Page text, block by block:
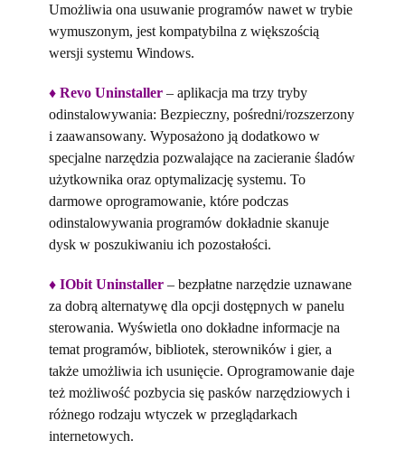
Umożliwia ona usuwanie programów nawet w trybie
wymuszonym, jest kompatybilna z większością
wersji systemu Windows.
♦ Revo Uninstaller– aplikacja ma trzy tryby
odinstalowywania: Bezpieczny, pośredni/rozszerzony
i zaawansowany. Wyposażono ją dodatkowo w
specjalne narzędzia pozwalające na zacieranie śladów
użytkownika oraz optymalizację systemu. To
darmowe oprogramowanie, które podczas
odinstalowywania programów dokładnie skanuje
dysk w poszukiwaniu ich pozostałości.
♦ IObit Uninstaller– bezpłatne narzędzie uznawane
za dobrą alternatywę dla opcji dostępnych w panelu
sterowania. Wyświetla ono dokładne informacje na
temat programów, bibliotek, sterowników i gier, a
także umożliwia ich usunięcie. Oprogramowanie daje
też możliwość pozbycia się pasków narzędziowych i
różnego rodzaju wtyczek w przeglądarkach
internetowych.